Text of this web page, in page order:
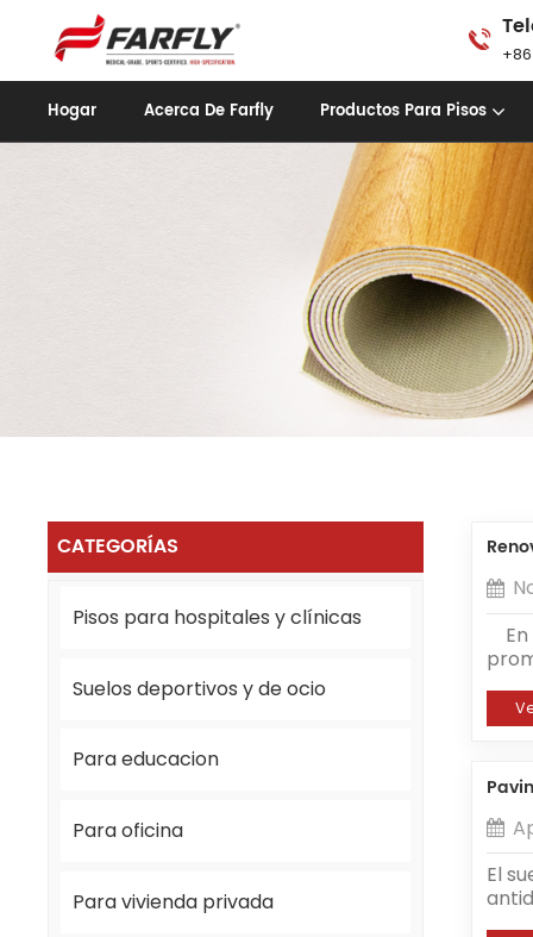
+86
Hogar Acerca De Farfly Productos Para Pisos
CATEGORÍAS
Pisos para hospitales y clínicas
Suelos deportivos y de ocio
Para educacion
Para oficina
Para vivienda privada
En
Al
El